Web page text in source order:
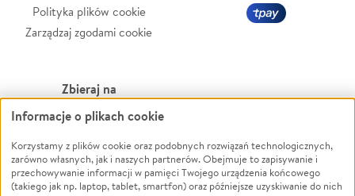
Polityka plików cookie
Zarządzaj zgodami cookie
Zbieraj na
Leczenie
Zwierzęta
Pożar
Ukraina
Powódź
Wichura
NGO
Informacje o plikach cookie
Korzystamy z plików cookie oraz podobnych rozwiązań technologicznych,
zarówno własnych, jak i naszych partnerów. Obejmuje to zapisywanie i
przechowywanie informacji w pamięci Twojego urządzenia końcowego
(takiego jak np. laptop, tablet, smartfon) oraz późniejsze uzyskiwanie do nich